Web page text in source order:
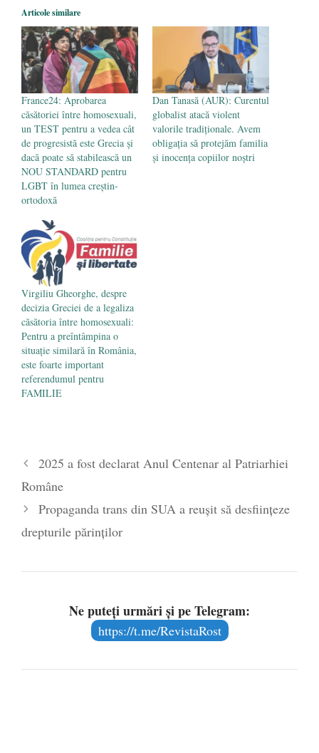
Legea Vexler produce efecte. Bustul
poetului Octavian Goga, înlăturat din Iași
- 16 aprilie 2026
Articole similare
France24: Aprobarea
căsătoriei între homosexuali,
un TEST pentru a vedea cât
de progresistă este Grecia și
dacă poate să stabilească un
NOU STANDARD pentru
LGBT în lumea creștin-
ortodoxă
Dan Tanasă (AUR): Curentul
globalist atacă violent
valorile tradiționale. Avem
obligația să protejăm familia
și inocența copiilor noștri
Virgiliu Gheorghe, despre
decizia Greciei de a legaliza
căsătoria între homosexuali:
Pentru a preîntâmpina o
situație similară în România,
este foarte important
referendumul pentru
FAMILIE
2025 a fost declarat Anul Centenar al Patriarhiei
Române
Propaganda trans din SUA a reușit să desființeze
drepturile părinților
Ne puteți urmări și pe Telegram:
https://t.me/RevistaRost